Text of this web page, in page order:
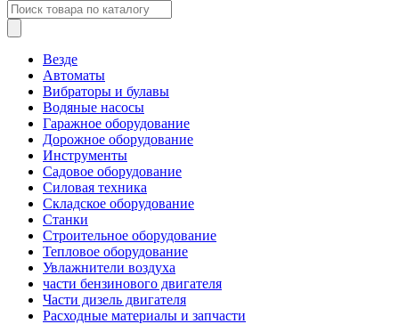
Везде
Автоматы
Вибраторы и булавы
Водяные насосы
Гаражное оборудование
Дорожное оборудование
Инструменты
Садовое оборудование
Силовая техника
Складское оборудование
Станки
Строительное оборудование
Тепловое оборудование
Увлажнители воздуха
части бензинового двигателя
Части дизель двигателя
Расходные материалы и запчасти